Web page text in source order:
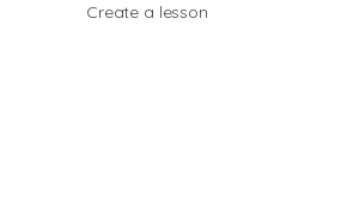
Create a lesson